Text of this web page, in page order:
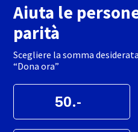
Aiuta le
parità
Scegliere la somma
“Dona ora”
.-